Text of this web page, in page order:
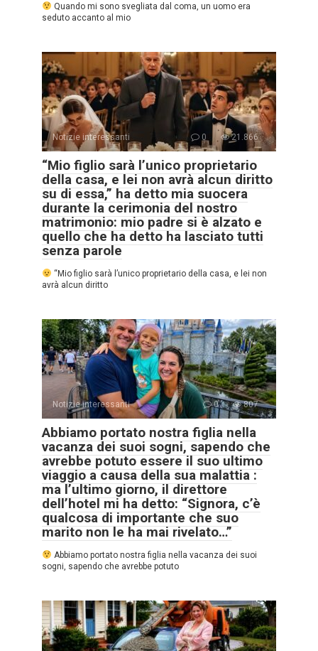
Quando mi sono svegliata dal coma, un uomo era
seduto accanto al mio
Notizie interessanti 0 21.866
“Mio figlio sarà l’unico proprietario
della casa, e lei non avrà alcun diritto
su di essa,” ha detto mia suocera
durante la cerimonia del nostro
matrimonio: mio padre si è alzato e
quello che ha detto ha lasciato tutti
senza parole
“Mio figlio sarà l’unico proprietario della casa, e lei non
avrà alcun diritto
Notizie interessanti 0 807
Abbiamo portato nostra figlia nella
vacanza dei suoi sogni, sapendo che
avrebbe potuto essere il suo ultimo
viaggio a causa della sua malattia :
ma l’ultimo giorno, il direttore
dell’hotel mi ha detto: “Signora, c’è
qualcosa di importante che suo
marito non le ha mai rivelato…”
Abbiamo portato nostra figlia nella vacanza dei suoi
sogni, sapendo che avrebbe potuto